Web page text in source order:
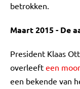
betrokken.
Maart 2015 - De
President Klaas
overleeft een
een bekende van